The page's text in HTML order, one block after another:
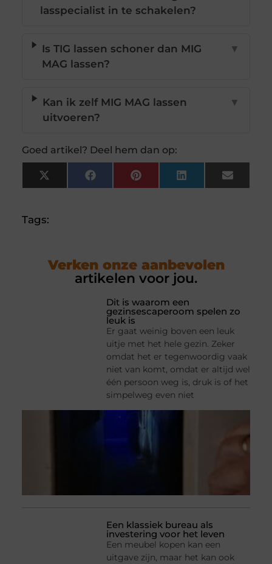
lasspecialist in te schakelen?
Is TIG lassen schoner dan MIG
MAG lassen?
▼
Kan ik zelf MIG MAG lassen
uitvoeren?
▼
Goed artikel? Deel hem dan op:
X
(Twitter)
FacebookPinterestLinkedInEmail
Tags:
Verken onze aanbevolen
artikelen voor jou.
Dit is waarom een
gezinsescaperoom spelen zo
leuk is
Er gaat weinig boven een leuk
uitje met het hele gezin. Zeker
omdat het er tegenwoordig vaak
niet van komt, omdat er altijd wel
één persoon weg is, druk is of het
simpelweg even niet
Een klassiek bureau als
investering voor het leven
Een meubel kopen kan een
uitgave zijn, maar het kan ook